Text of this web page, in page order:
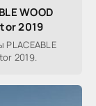
WOOD
2019
2019.